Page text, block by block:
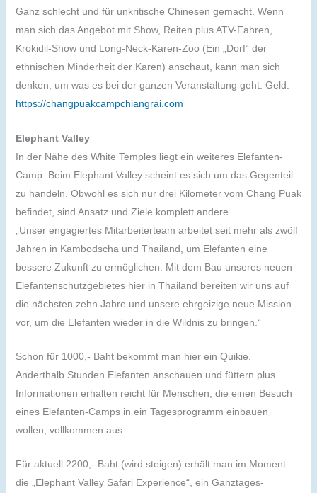
Ganz schlecht und für unkritische Chinesen gemacht. Wenn
man sich das Angebot mit Show, Reiten plus ATV-Fahren,
Krokidil-Show und Long-Neck-Karen-Zoo (Ein „Dorf“ der
ethnischen Minderheit der Karen) anschaut, kann man sich
denken, um was es bei der ganzen Veranstaltung geht: Geld.
https://changpuakcampchiangrai.com
Elephant Valley
In der Nähe des White Temples liegt ein weiteres Elefanten-
Camp. Beim Elephant Valley scheint es sich um das Gegenteil
zu handeln. Obwohl es sich nur drei Kilometer vom Chang Puak
befindet, sind Ansatz und Ziele komplett andere.
„Unser engagiertes Mitarbeiterteam arbeitet seit mehr als zwölf
Jahren in Kambodscha und Thailand, um Elefanten eine
bessere Zukunft zu ermöglichen. Mit dem Bau unseres neuen
Elefantenschutzgebietes hier in Thailand bereiten wir uns auf
die nächsten zehn Jahre und unsere ehrgeizige neue Mission
vor, um die Elefanten wieder in die Wildnis zu bringen.“
Schon für 1000,- Baht bekommt man hier ein Quikie.
Anderthalb Stunden Elefanten anschauen und füttern plus
Informationen erhalten reicht für Menschen, die einen Besuch
eines Elefanten-Camps in ein Tagesprogramm einbauen
wollen, vollkommen aus.
Für aktuell 2200,- Baht (wird steigen) erhält man im Moment
die „Elephant Valley Safari Experience“, ein Ganztages-